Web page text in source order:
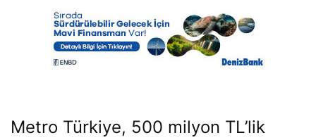
Metro Türkiye, 500 milyon TL’lik